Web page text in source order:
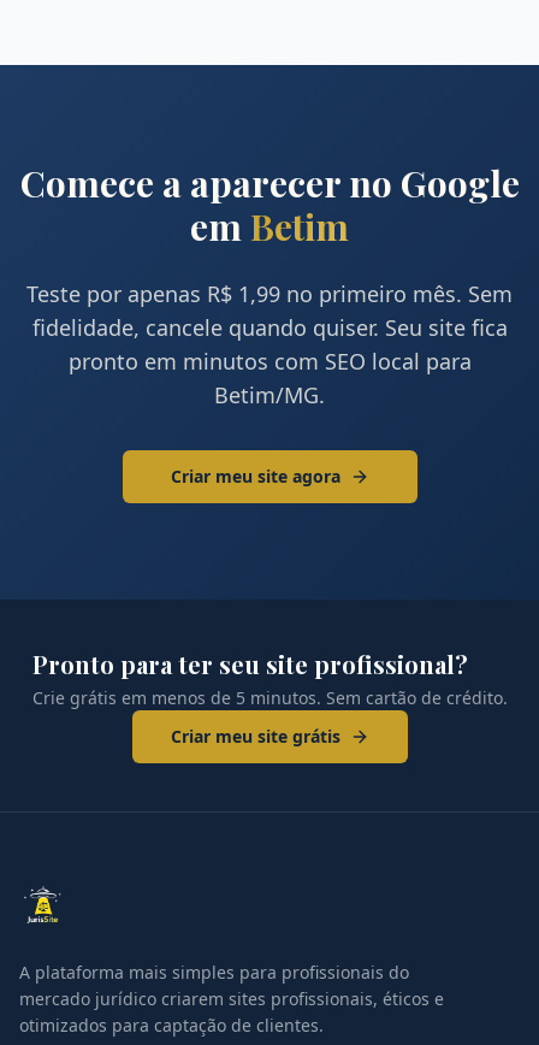
Comece a aparecer no Google
emBetim
Teste por apenas R$ 1,99 no primeiro mês. Sem
fidelidade, cancele quando quiser. Seu site fica
pronto em minutos com SEO local para
Betim/MG.
Criar meu site agora
Pronto para ter seu site profissional?
Crie grátis em menos de 5 minutos. Sem cartão de crédito.
Criar meu site grátis
A plataforma mais simples para profissionais do
mercado jurídico criarem sites profissionais, éticos e
otimizados para captação de clientes.